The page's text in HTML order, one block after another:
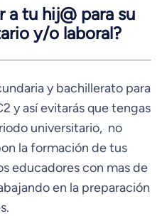
a tu hij@ para su
y/o laboral?
y bachillerato para
y así evitarás que tengas
universitario, no
la formación de tus
educadores con mas de
en la preparación